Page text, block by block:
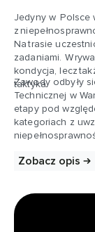
Jedyny w Polsce
z
Na trasie
zadaniami. W
kondycja, lecz
taktyka.
Zawody odbyły
Technicznej w
etapy pod
kategoriach z
Zobacz opis